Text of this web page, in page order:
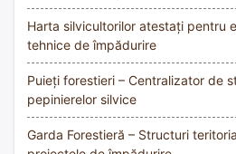
Harta silvicultorilor atestați pentru
tehnice de împădurire
Puieți forestieri – Centralizator de
pepinierelor silvice
Garda Forestieră – Structuri